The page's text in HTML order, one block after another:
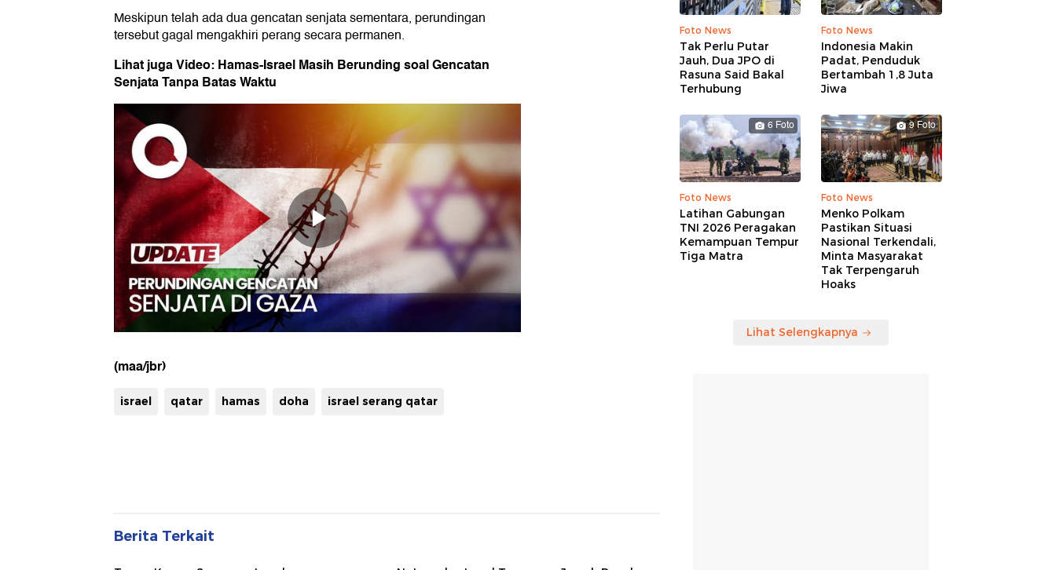
Meskipun telah ada dua gencatan senjata sementara, perundingan
tersebut gagal mengakhiri perang secara permanen.
Lihat juga Video: Hamas-Israel Masih Berunding soal Gencatan
Senjata Tanpa Batas Waktu
(maa/jbr)
israel qatar hamas doha israel serang qatar
Berita Terkait
Foto News
Tak Perlu Putar
Jauh, Dua JPO di
Rasuna Said Bakal
Terhubung
Foto News
Indonesia Makin
Padat, Penduduk
Bertambah 1,8 Juta
Jiwa
6 Foto
Foto News
Latihan Gabungan
TNI 2026 Peragakan
Kemampuan Tempur
Tiga Matra
9 Foto
Foto News
Menko Polkam
Pastikan Situasi
Nasional Terkendali,
Minta Masyarakat
Tak Terpengaruh
Hoaks
Lihat Selengkapnya